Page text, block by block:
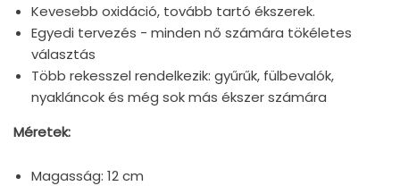
Kevesebb oxidáció, tovább tartó ékszerek.
Egyedi tervezés - minden nő számára tökéletes
választás
Több rekesszel rendelkezik: gyűrűk, fülbevalók,
nyakláncok és még sok más ékszer számára
Méretek:
Magasság: 12 cm